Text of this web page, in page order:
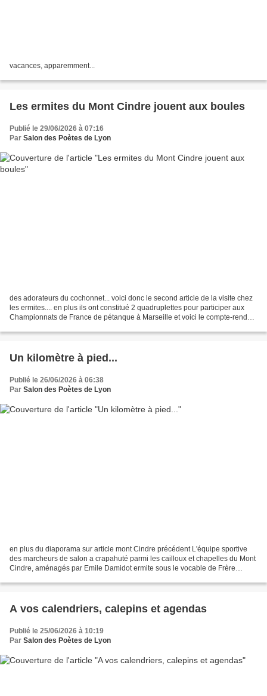
vacances, apparemment...
Les ermites du Mont Cindre jouent aux boules
Publié le 29/06/2026 à 07:16
Par Salon des Poètes de Lyon
des adorateurs du cochonnet... voici donc le second article de la visite chez
les ermites.... en plus ils ont constitué 2 quadruplettes pour participer aux
Championnats de France de pétanque à Marseille et voici le compte-rendu
Un kilomètre à pied...
Publié le 26/06/2026 à 06:38
Par Salon des Poètes de Lyon
en plus du diaporama sur article mont Cindre précédent L'équipe sportive
des marcheurs de salon a crapahuté parmi les cailloux et chapelles du Mont
Cindre, aménagés par Emile Damidot ermite sous le vocable de Frère
A vos calendriers, calepins et agendas
Publié le 25/06/2026 à 10:19
Par Salon des Poètes de Lyon